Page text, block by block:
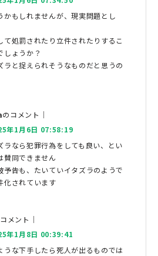
かもしれませんが、現実問題とし
て処罰されたり立件されたりするこ
しょうか？
ラと捉えられそうなものだと思うの
のコメント｜
年1月6日 07:58:19
ラなら犯罪行為をしても良い、とい
賛同できません
予告も、たいていイタズラのようで
化されています
メント｜
年1月8日 00:39:41
うな下手したら死人が出るものでは